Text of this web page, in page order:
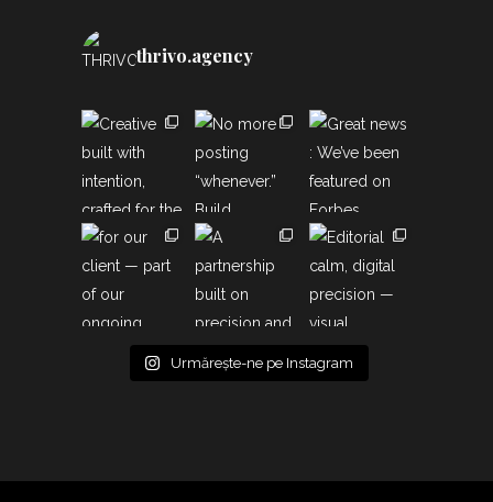
thrivo.agency
Urmărește-ne pe Instagram